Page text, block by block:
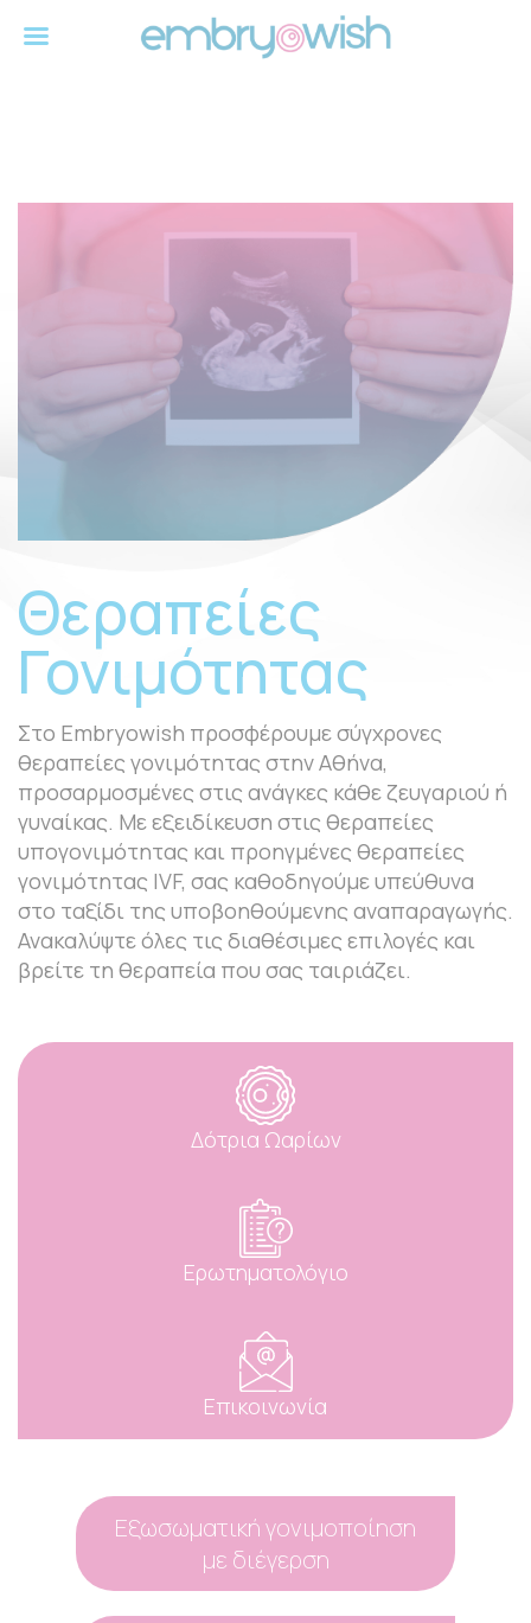
Πραξιτέλους 121, Πειραιάς
Θεραπείες
Γονιμότητας
Στο Embryowish προσφέρουμε σύγχρονες
θεραπείες γονιμότητας στην Αθήνα,
προσαρμοσμένες στις ανάγκες κάθε ζευγαριού ή
γυναίκας. Με εξειδίκευση στις θεραπείες
υπογονιμότητας και προηγμένες θεραπείες
γονιμότητας IVF, σας καθοδηγούμε υπεύθυνα
στο ταξίδι της υποβοηθούμενης αναπαραγωγής.
Ανακαλύψτε όλες τις διαθέσιμες επιλογές και
βρείτε τη θεραπεία που σας ταιριάζει.
Δότρια Ωαρίων
Ερωτηματολόγιο
Επικοινωνία
Εξωσωματική γονιμοποίηση
με διέγερση